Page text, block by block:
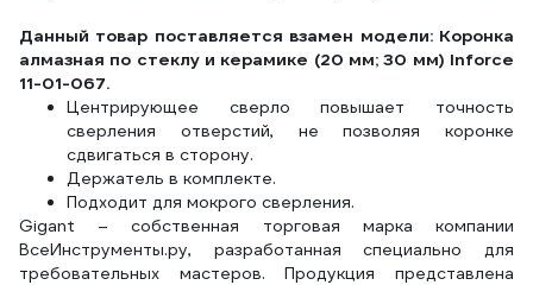
Данный товар поставляется взамен модели: Коронка
алмазная по стеклу и керамике (20 мм; 30 мм) Inforce
11-01-067.
Центрирующее сверло повышает точность
сверления отверстий, не позволяя коронке
сдвигаться в сторону.
Держатель в комплекте.
Подходит для мокрого сверления.
Gigant – собственная торговая марка компании
ВсеИнструменты.ру, разработанная специально для
требовательных мастеров. Продукция представлена